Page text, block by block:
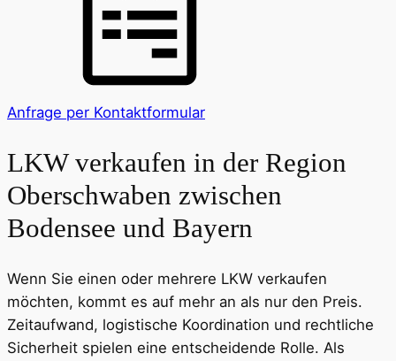
Anfrage per Kontaktformular
LKW verkaufen in der Region
Oberschwaben zwischen
Bodensee und Bayern
Wenn Sie einen oder mehrere LKW verkaufen
möchten, kommt es auf mehr an als nur den Preis.
Zeitaufwand, logistische Koordination und rechtliche
Sicherheit spielen eine entscheidende Rolle. Als